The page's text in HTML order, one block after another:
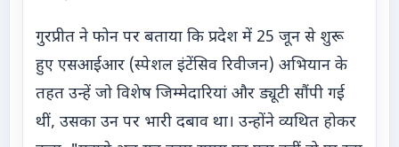
गुरप्रीत ने फोन पर बताया कि प्रदेश में 25 जून से शुरू
हुए एसआईआर (स्पेशल इंटेंसिव रिवीजन) अभियान के
तहत उन्हें जो विशेष जिम्मेदारियां और ड्यूटी सौंपी गई
थीं, उसका उन पर भारी दबाव था। उन्होंने व्यथित होकर